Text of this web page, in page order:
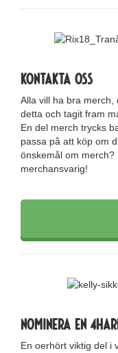
Kontakta oss
Alla vill ha bra merch,
detta och tagit fram
En del merch trycks
passa på att köp om
önskemål om merch?
merchansvarig!
Nominera en
En oerhört viktig del i